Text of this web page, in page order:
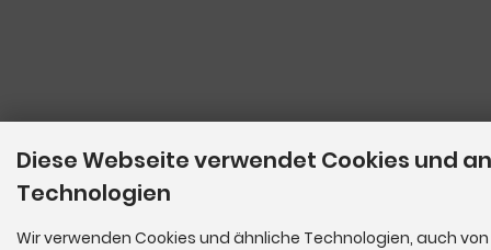
Diese Webseite verwendet Cookies und
Technologien
Wir verwenden Cookies und ähnliche Technologien, auch